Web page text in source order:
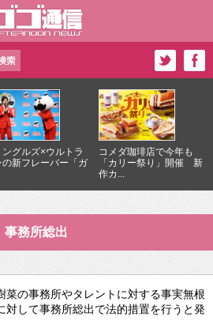
ングルズ×ウルトラ
の新フレーバー「ガ
コメダ珈琲店で今年も
「カリー祭り」開催 新
作カ...
事務所総出
菜の事務所やタレントに対する事実無根
対して事務所総出で法的措置を行うと発